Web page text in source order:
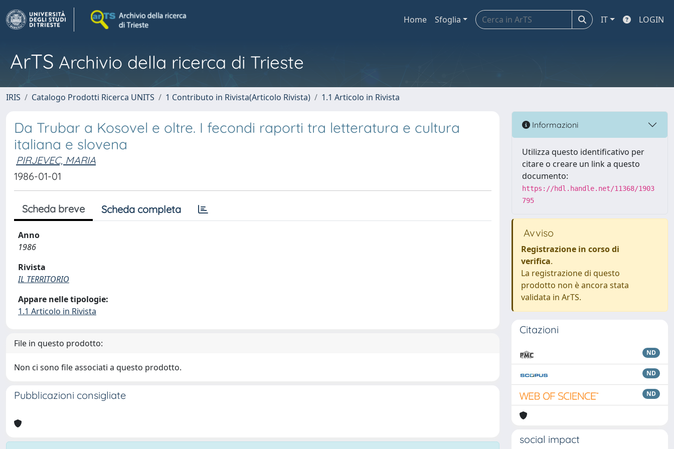
Home Sfoglia IT LOGIN
ArTS Archivio della ricerca di Trieste
IRIS Catalogo Prodotti Ricerca UNITS 1 Contributo in Rivista(Articolo Rivista) 1.1 Articolo in Rivista
Da Trubar a Kosovel e oltre. I fecondi raporti tra letteratura e cultura
italiana e slovena
PIRJEVEC, MARIA
1986-01-01
Scheda breve Scheda completa
Anno
1986
Rivista
IL TERRITORIO
Appare nelle tipologie:
1.1 Articolo in Rivista
File in questo prodotto:
Non ci sono file associati a questo prodotto.
Pubblicazioni consigliate
Informazioni
Utilizza questo identificativo per
citare o creare un link a questo
documento:
https://hdl.handle.net/11368/1903
795
Avviso
Registrazione in corso di
verifica.
La registrazione di questo
prodotto non è ancora stata
validata in ArTS.
Citazioni
ND
ND
ND
social impact